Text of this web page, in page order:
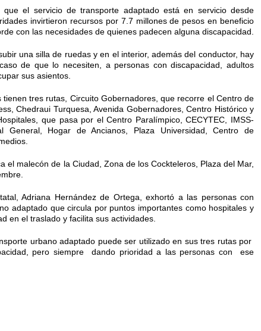
el servicio de transporte adaptado está en servicio desde
invirtieron recursos por 7.7 millones de pesos en beneficio
con las necesidades de quienes padecen alguna discapacidad.
una silla de ruedas y en el interior, además del conductor, hay
de que lo necesiten, a personas con discapacidad, adultos
sus asientos.
tres rutas, Circuito Gobernadores, que recorre el Centro de
Chedraui Turquesa, Avenida Gobernadores, Centro Histórico y
que pasa por el Centro Paralímpico, CECYTEC, IMSS-
General, Hogar de Ancianos, Plaza Universidad, Centro de
el malecón de la Ciudad, Zona de los Cockteleros, Plaza del Mar,
Adriana Hernández de Ortega, exhortó a las personas con
adaptado que circula por puntos importantes como hospitales y
en el traslado y facilita sus actividades.
urbano adaptado puede ser utilizado en sus tres rutas por
pero siempre dando prioridad a las personas con ese